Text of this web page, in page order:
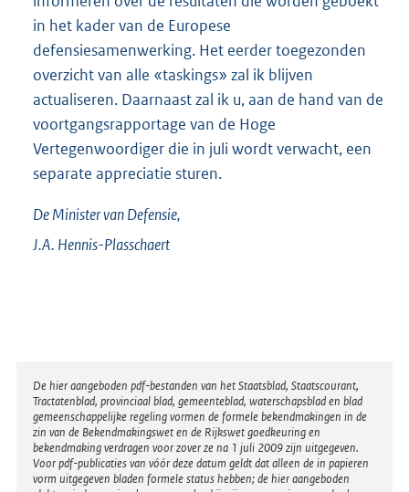
in het kader van de Europese
defensiesamenwerking. Het eerder toegezonden
overzicht van alle «taskings» zal ik blijven
actualiseren. Daarnaast zal ik u, aan de hand van de
voortgangsrapportage van de Hoge
Vertegenwoordiger die in juli wordt verwacht, een
separate appreciatie sturen.
De Minister van Defensie,
J.A. Hennis-Plasschaert
Disclaimer
De hier aangeboden pdf-bestanden van het Staatsblad, Staatscourant,
Tractatenblad, provinciaal blad, gemeenteblad, waterschapsblad en blad
gemeenschappelijke regeling vormen de formele bekendmakingen in de
zin van de Bekendmakingswet en de Rijkswet goedkeuring en
bekendmaking verdragen voor zover ze na 1 juli 2009 zijn uitgegeven.
Voor pdf-publicaties van vóór deze datum geldt dat alleen de in papieren
vorm uitgegeven bladen formele status hebben; de hier aangeboden